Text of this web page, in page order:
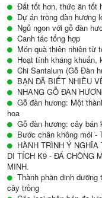
Đất tốt hơn, thức ăn tốt
Dự án trồng đàn hương
Ngủ ngon với gỗ đàn
Canh tác tổng hợp
Món quà thiên nhiên từ
Hoạt tính kháng khuẩn,
Chi Santalum (Gỗ Đàn
BẠN ĐÃ BIẾT NHIỀU
NHANG GỖ ĐÀN
Gỗ đàn hương: Một
hoa
Gỗ đàn hương: cây
Bước chân không mỏi -
HÀNH TRÌNH Ý
DI TÍCH K9 - ĐÁ CHÔNG
MINH.
Thành phần dinh
cây trồng